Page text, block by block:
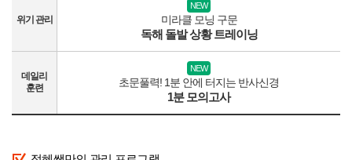
위기 관리
NEW
미라클 모닝 구문
독해 돌발 상황 트레이닝
데일리
훈련
NEW
초문풀력! 1분 안에 터지는 반사신경
1분 모의고사